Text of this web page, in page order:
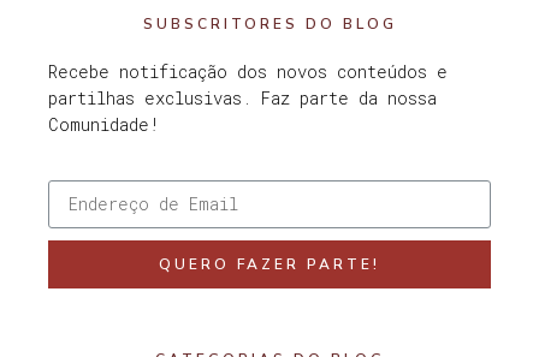
SUBSCRITORES DO BLOG
Recebe notificação dos novos conteúdos e
partilhas exclusivas. Faz parte da nossa
Comunidade!
QUERO FAZER PARTE!